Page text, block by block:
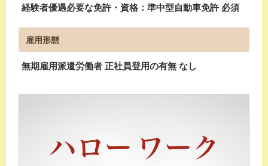
経験者優遇必要な免許・資格：準中型自動車免許 必須
雇用形態
無期雇用派遣労働者 正社員登用の有無 なし